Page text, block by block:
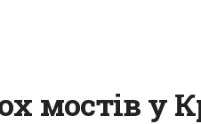
мостів у